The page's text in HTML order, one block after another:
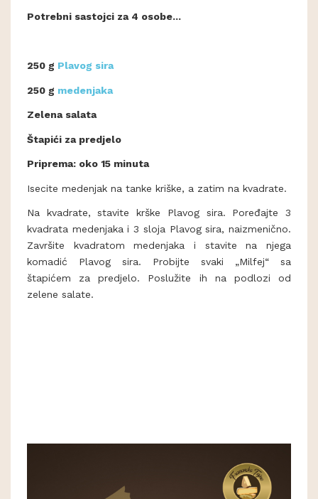
Potrebni sastojci za 4 osobe...
250 g Plavog sira
250 g medenjaka
Zelena salata
Štapići za predjelo
Priprema: oko 15 minuta
Isecite medenjak na tanke kriške, a zatim na kvadrate.
Na kvadrate, stavite krške Plavog sira. Poređajte 3
kvadrata medenjaka i 3 sloja Plavog sira, naizmenično.
Završite kvadratom medenjaka i stavite na njega
komadić Plavog sira. Probijte svaki „Milfej“ sa
štapićem za predjelo. Poslužite ih na podlozi od
zelene salate.